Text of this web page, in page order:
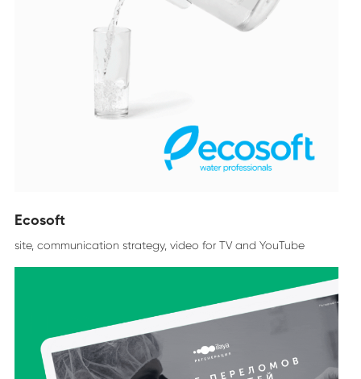
Ecosoft
site, communication strategy, video for TV and YouTube